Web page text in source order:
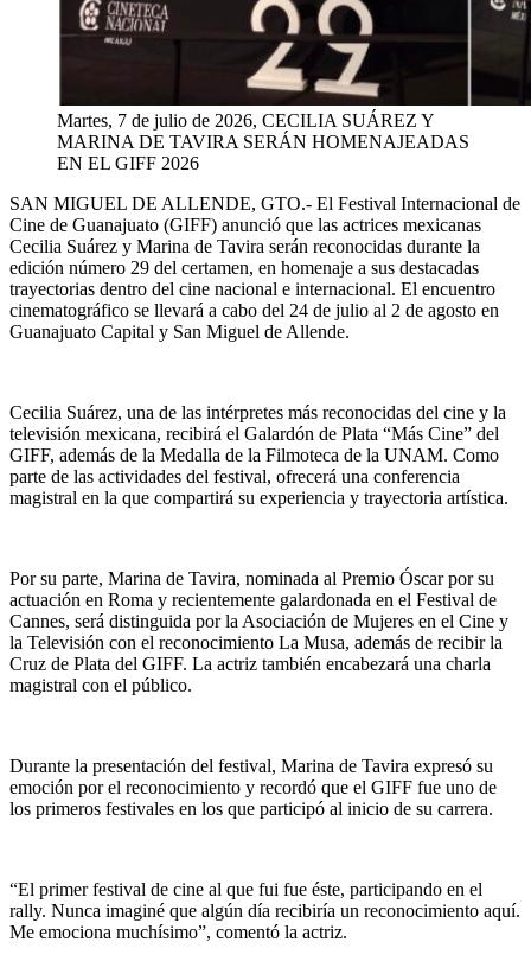
Martes, 7 de julio de 2026, CECILIA SUÁREZ Y
MARINA DE TAVIRA SERÁN HOMENAJEADAS
EN EL GIFF 2026
SAN MIGUEL DE ALLENDE, GTO.- El Festival Internacional de
Cine de Guanajuato (GIFF) anunció que las actrices mexicanas
Cecilia Suárez y Marina de Tavira serán reconocidas durante la
edición número 29 del certamen, en homenaje a sus destacadas
trayectorias dentro del cine nacional e internacional. El encuentro
cinematográfico se llevará a cabo del 24 de julio al 2 de agosto en
Guanajuato Capital y San Miguel de Allende.
Cecilia Suárez, una de las intérpretes más reconocidas del cine y la
televisión mexicana, recibirá el Galardón de Plata “Más Cine” del
GIFF, además de la Medalla de la Filmoteca de la UNAM. Como
parte de las actividades del festival, ofrecerá una conferencia
magistral en la que compartirá su experiencia y trayectoria artística.
Por su parte, Marina de Tavira, nominada al Premio Óscar por su
actuación en Roma y recientemente galardonada en el Festival de
Cannes, será distinguida por la Asociación de Mujeres en el Cine y
la Televisión con el reconocimiento La Musa, además de recibir la
Cruz de Plata del GIFF. La actriz también encabezará una charla
magistral con el público.
Durante la presentación del festival, Marina de Tavira expresó su
emoción por el reconocimiento y recordó que el GIFF fue uno de
los primeros festivales en los que participó al inicio de su carrera.
“El primer festival de cine al que fui fue éste, participando en el
rally. Nunca imaginé que algún día recibiría un reconocimiento aquí.
Me emociona muchísimo”, comentó la actriz.